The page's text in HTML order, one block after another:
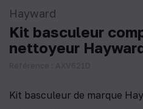
Hayward
Kit basculeur
nettoyeur
Kit basculeur de marque